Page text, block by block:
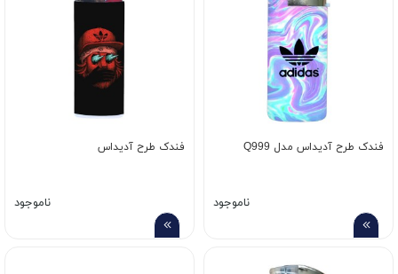
فندک طرح آدیداس مدل Q999
ناموجود
فندک طرح آدیداس
ناموجود